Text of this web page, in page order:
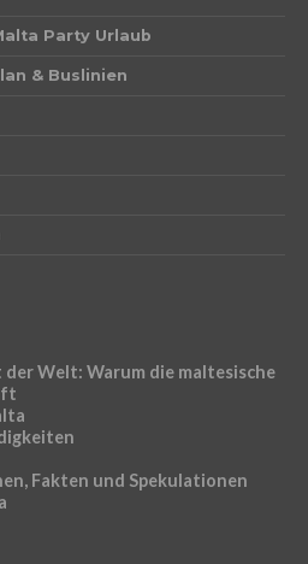
Party Urlaub
& Buslinien
Welt: Warum die maltesische
Fakten und Spekulationen